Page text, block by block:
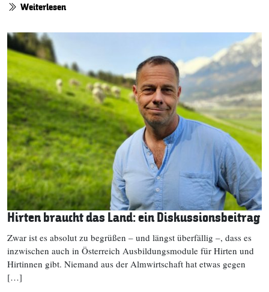
Weiterlesen
Hirten braucht das Land: ein Diskussionsbeitrag
Zwar ist es absolut zu begrüßen – und längst überfällig –, dass es
inzwischen auch in Österreich Ausbildungsmodule für Hirten und
Hirtinnen gibt. Niemand aus der Almwirtschaft hat etwas gegen
[…]